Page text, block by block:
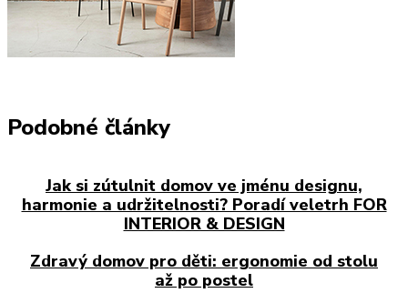
Podobné články
Jak si zútulnit domov ve jménu designu,
harmonie a udržitelnosti? Poradí veletrh FOR
INTERIOR & DESIGN
Zdravý domov pro děti: ergonomie od stolu
až po postel